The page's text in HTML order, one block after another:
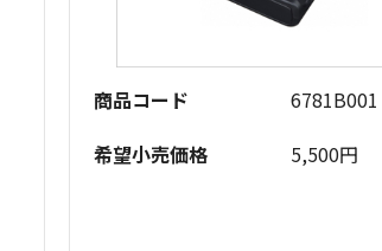
商品コード
6781B001
希望小売価格
5,500円